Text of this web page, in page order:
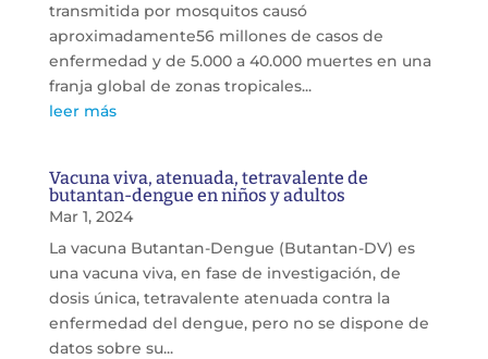
transmitida por mosquitos causó
aproximadamente56 millones de casos de
enfermedad y de 5.000 a 40.000 muertes en una
franja global de zonas tropicales...
leer más
Vacuna viva, atenuada, tetravalente de
butantan-dengue en niños y adultos
Mar 1, 2024
La vacuna Butantan-Dengue (Butantan-DV) es
una vacuna viva, en fase de investigación, de
dosis única, tetravalente atenuada contra la
enfermedad del dengue, pero no se dispone de
datos sobre su...